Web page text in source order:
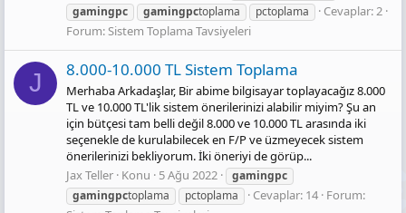
gamingpc
gamingpctoplama pctoplama
Cevaplar: 2
Forum:Sistem Toplama Tavsiyeleri
J 8.000-10.000 TL Sistem Toplama
Merhaba Arkadaşlar, Bir abime bilgisayar toplayacağız 8.000
TL ve 10.000 TL'lik sistem önerilerinizi alabilir miyim? Şu an
için bütçesi tam belli değil 8.000 ve 10.000 TL arasında iki
seçenekle de kurulabilecek en F/P ve üzmeyecek sistem
önerilerinizi bekliyorum. İki öneriyi de görüp...
Jax Teller Konu 5 Ağu 2022
gamingpc
gamingpctoplama pctoplama Cevaplar: 14 Forum: